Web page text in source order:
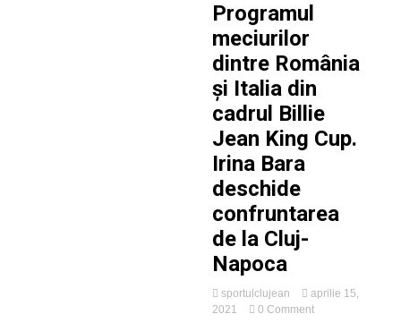
FCSB,
la
penalty-
Programul
meciurilor
dintre România
și Italia din
cadrul Billie
Jean King Cup.
Irina Bara
deschide
confruntarea
de la Cluj-
Napoca
sportulclujean
aprilie 15,
2021
0 Commenton